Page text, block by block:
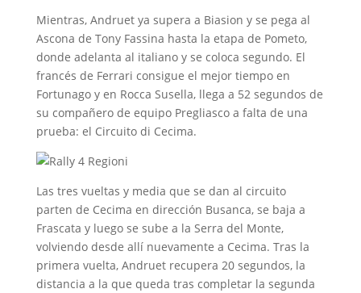
Mientras, Andruet ya supera a Biasion y se pega al
Ascona de Tony Fassina hasta la etapa de Pometo,
donde adelanta al italiano y se coloca segundo. El
francés de Ferrari consigue el mejor tiempo en
Fortunago y en Rocca Susella, llega a 52 segundos de
su compañero de equipo Pregliasco a falta de una
prueba: el Circuito di Cecima.
Las tres vueltas y media que se dan al circuito
parten de Cecima en dirección Busanca, se baja a
Frascata y luego se sube a la Serra del Monte,
volviendo desde allí nuevamente a Cecima. Tras la
primera vuelta, Andruet recupera 20 segundos, la
distancia a la que queda tras completar la segunda